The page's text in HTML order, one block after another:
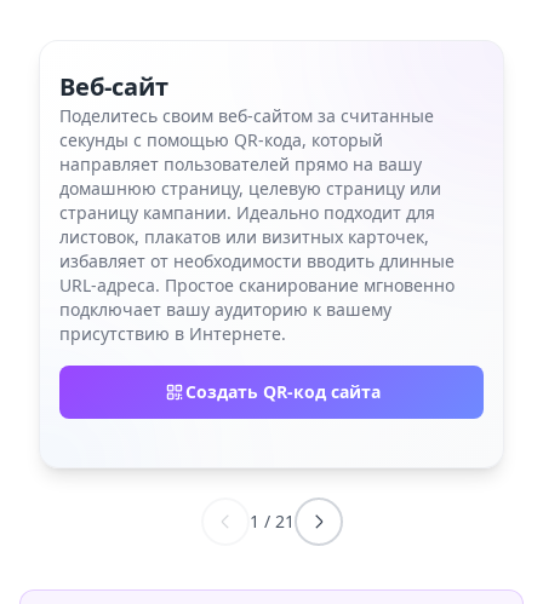
Веб-сайт
Поделитесь своим веб-сайтом за считанные
секунды с помощью QR-кода, который
направляет пользователей прямо на вашу
домашнюю страницу, целевую страницу или
страницу кампании. Идеально подходит для
листовок, плакатов или визитных карточек,
избавляет от необходимости вводить длинные
URL-адреса. Простое сканирование мгновенно
подключает вашу аудиторию к вашему
присутствию в Интернете.
Создать QR-код сайта
1 / 21